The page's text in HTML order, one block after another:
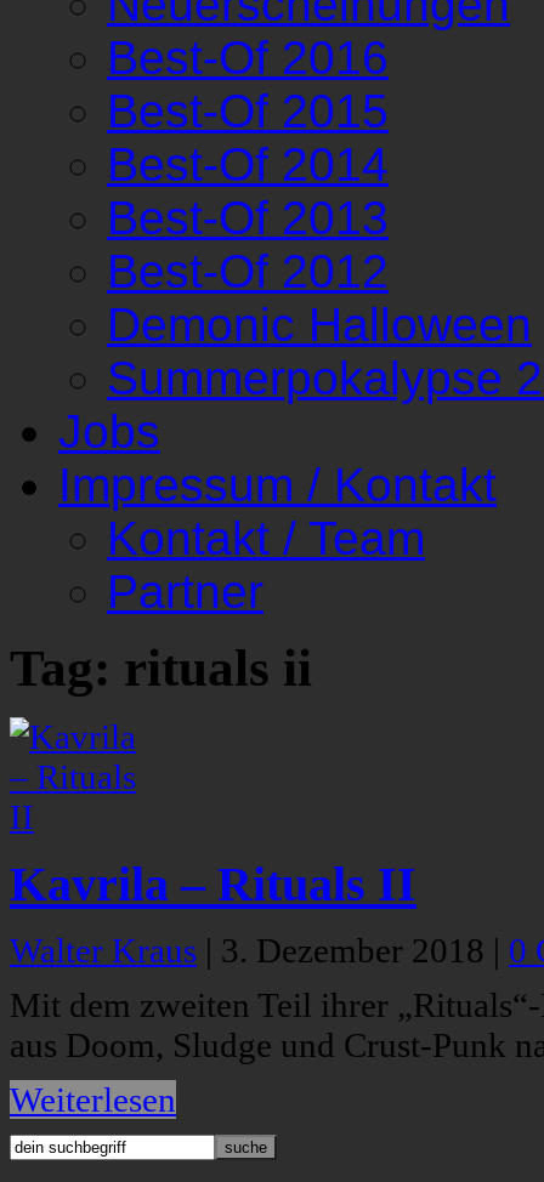
Best-Of 2016
Best-Of 2015
Best-Of 2014
Best-Of 2013
Best-Of 2012
Demonic Halloween
Summerpokalypse
Jobs
Impressum / Kontakt
Kontakt / Team
Partner
Tag: rituals ii
Kavrila – Rituals II
Walter Kraus | 3. Dezember 2018 | 0
Mit dem zweiten Teil ihrer
aus Doom, Sludge und Crust-Punk
Weiterlesen